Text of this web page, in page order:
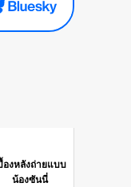
องหลังถ่ายแบบ
น้องซันนี่